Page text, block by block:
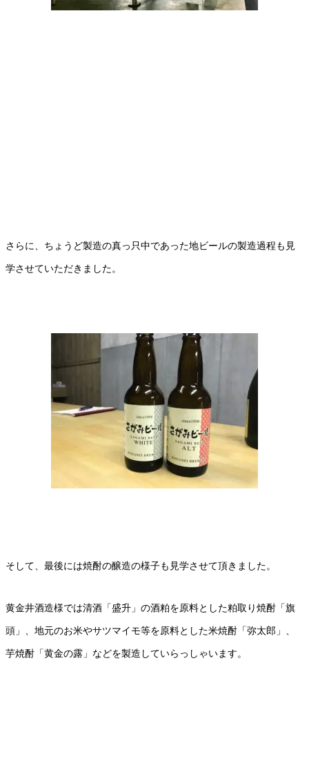
さらに、ちょうど製造の真っ只中であった地ビールの製造過程も見
学させていただきました。
そして、最後には焼酎の醸造の様子も見学させて頂きました。
黄金井酒造様では清酒「盛升」の酒粕を原料とした粕取り焼酎「旗
頭」、地元のお米やサツマイモ等を原料とした米焼酎「弥太郎」、
芋焼酎「黄金の露」などを製造していらっしゃいます。